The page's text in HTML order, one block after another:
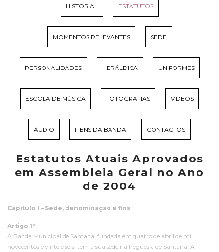
HISTORIAL ESTATUTOS
MOMENTOS RELEVANTES SEDE
PERSONALIDADES HERÁLDICA UNIFORMES
ESCOLA DE MÚSICA FOTOGRAFIAS VÍDEOS
ÁUDIO ITENS DA BANDA CONTACTOS
Estatutos Atuais Aprovados
em Assembleia Geral no Ano
de 2004
Capítulo I – Sede, denominação e fins
Artigo 1º
A Banda Municipal de Santana, fundada em quatro de abril de mil
novecentos e vinte e seis, tem a sua sede na freguesia de Santana. A